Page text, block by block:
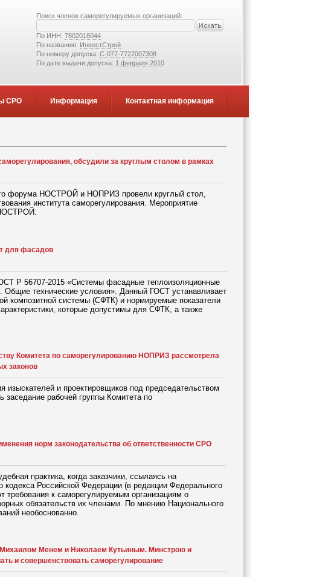
Поиск членов саморегулируемых организаций:
По ИНН: 7802018044
По названию: ИнвестСтрой
По номеру допуска: С-077-7727007308
По дате выдачи допуска: 1 февраля 2010
СРО Информация Контактная информация
обсудили за круглым столом в рамках
форума НОСТРОЙ и НОПРИЗ провели круглый стол,
института саморегулирования. Мероприятие
для фасадов
Р 56707-2015 «Системы фасадные теплоизоляционные
технические условия». Данный ГОСТ устанавливает
композитной системы (СФТК) и нормируемые показатели
которые допустимы для СФТК, а также
Комитета по саморегулированию НОПРИЗ рассмотрела
законов
и проектировщиков под председательством
рабочей группы Комитета по
норм законодательства об ответственности СРО
практика, когда заказчики, ссылаясь на
кодекса Российской Федерации (в редакции Федерального
к саморегулируемым организациям о
обязательств их членами. По мнению Национального
необоснованно.
Михаилом Менем и Николаем Кутьиным. Минстрою и
и совершенствовать саморегулирование